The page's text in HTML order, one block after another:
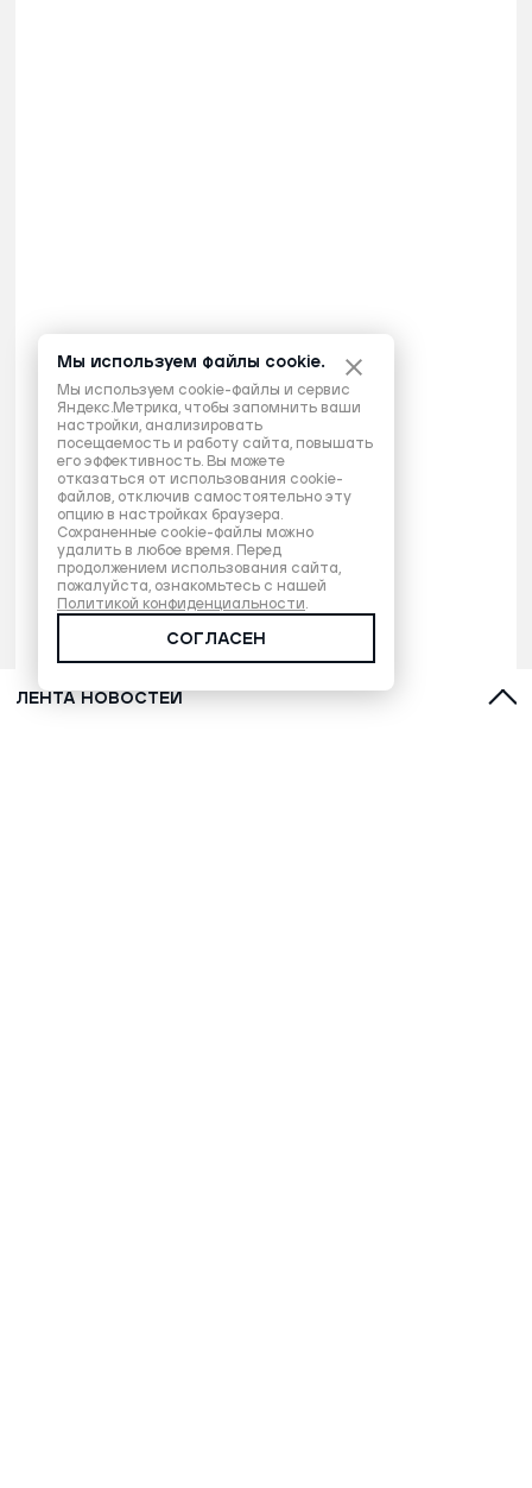
ЛЕНТА НОВОСТЕЙ
Мы используем файлы cookie.
Мы используем cookie-файлы и сервис
Яндекс.Метрика, чтобы запомнить ваши
настройки, анализировать
посещаемость и работу сайта, повышать
его эффективность. Вы можете
отказаться от использования cookie-
файлов, отключив самостоятельно эту
опцию в настройках браузера.
Сохраненные cookie-файлы можно
удалить в любое время. Перед
продолжением использования сайта,
пожалуйста, ознакомьтесь с нашей
Политикой конфиденциальности.
СОГЛАСЕН